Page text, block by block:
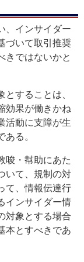
、インサイダー
づいて取引推奨
きではないかと
することは、
効果が働きかね
活動に支障が生
る。
唆・幇助にあた
いて、規制の対
て、情報伝達行
インサイダー情
対象とする場合
本とすべきであ